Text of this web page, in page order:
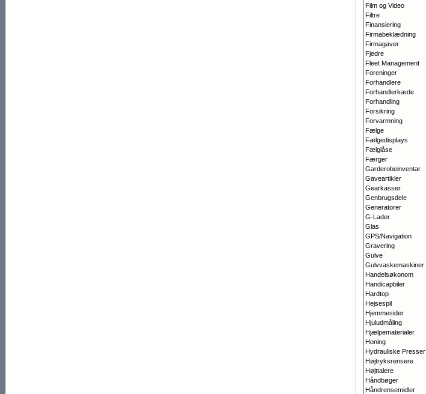
Film og Video
Filtre
Finansiering
Firmabeklædning
Firmagaver
Fjedre
Fleet Management
Foreninger
Forhandlere
Forhandlerkæde
Forhandling
Forsikring
Forvarmning
Fælge
Fælgedisplays
Fælglåse
Færger
Garderobeinventar
Gaveartikler
Gearkasser
Genbrugsdele
Generatorer
G-Lader
Glas
GPS/Navigation
Gravering
Gulve
Gulvvaskemaskiner
Handelsøkonom
Handicapbiler
Hardtop
Hejsespil
Hjemmesider
Hjuludmåling
Hjælpematerialer
Honing
Hydrauliske Presser
Højtryksrensere
Højttalere
Håndbøger
Håndrensemidler